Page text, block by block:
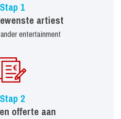
Stap 1
artiest
entertainment
Stap 2
offerte aan